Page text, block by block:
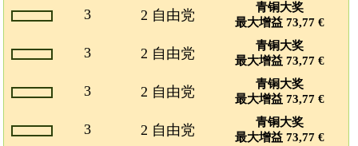
3 2 自由党
青铜大奖
最大增益 73,77 €
3 2 自由党
青铜大奖
最大增益 73,77 €
3 2 自由党
青铜大奖
最大增益 73,77 €
3 2 自由党
青铜大奖
最大增益 73,77 €